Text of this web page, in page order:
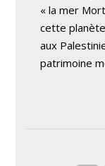
« la mer
cette
aux
patrimoine